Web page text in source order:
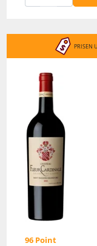
PRISEN
96 Point